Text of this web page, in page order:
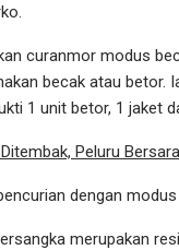
curanmor modus
becak atau betor.
1 unit betor, 1 jaket
Peluru
dengan modus
merupakan